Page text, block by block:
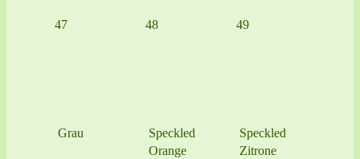
47
Grau
48
Speckled
Orange
49
Speckled
Zitrone